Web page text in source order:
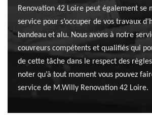
Renovation 42 Loire peut également se
service pour s’occuper de vos travaux
bandeau et alu. Nous avons à notre
couvreurs compétents et qualifiés qui
de cette tâche dans le respect des
noter qu’à tout moment vous pouvez
service de M.Willy Renovation 42 Loire.